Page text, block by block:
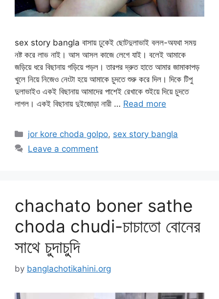
sex story bangla বাসায় ঢুকেই ছোটদুলাভাই বলল-অযথা সময়
নষ্ট করে লাভ নাই। আস আসল কাজে লেগে যাই। বলেই আমাকে
জড়িয়ে ধরে বিছানায় গড়িয়ে পড়ল। তারপর দ্রুত হাতে আমার জামাকাপড়
খুলে নিয়ে নিজেও নেংটা হয়ে আমাকে চুদতে শুরু করে দিল। দিকে টিপু
দুলাভাইও একই বিছানায় আমাদের পাশেই রেখাকে শুইয়ে দিয়ে চুদতে
লাগল। একই বিছানায় দুইজোড়া নারী … Read more
Categories
jor kore choda golpo, sex story bangla
Leave a comment
chachato boner sathe
choda chudi-চাচাতো বোনের
সাথে চুদাচুদি
by banglachotikahini.org